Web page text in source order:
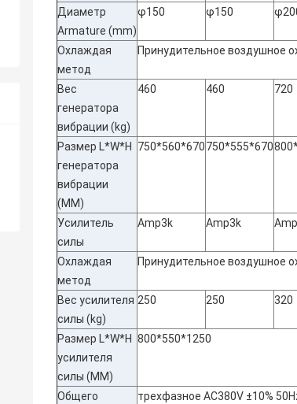
Диаметр
Armature (mm)
φ150 φ150
Охлаждая
метод
Принудительное воздушное
Вес
генератора
вибрации (kg)
460 460 720
Размер L*W*H
генератора
вибрации
(MM)
750*560*670750*555*670
Усилитель
силы
Amp3k Amp3k
Охлаждая
метод
Принудительное воздушное
Вес усилителя
силы (kg)
250 250 320
Размер L*W*H
усилителя
силы (MM)
800*550*1250
Общего
трехфазное AC380V ±10%